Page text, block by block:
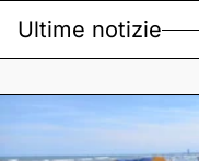
Ultime notizie